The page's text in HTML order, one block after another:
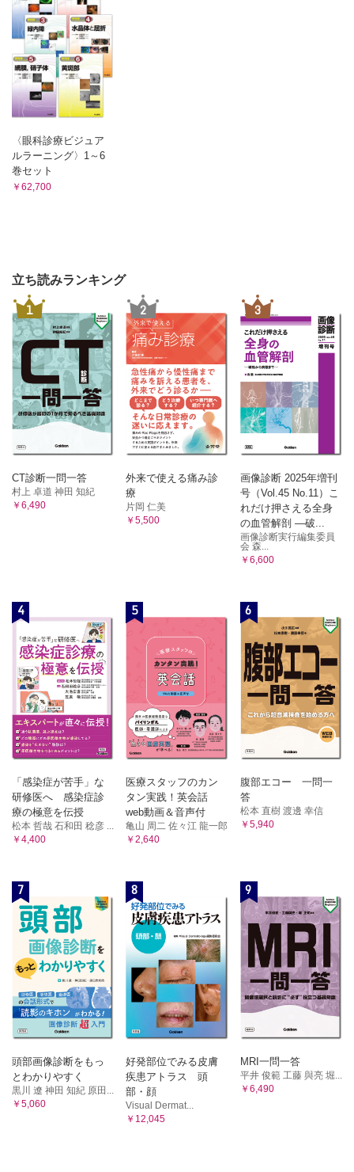
〈眼科診療ビジュア
ルラーニング〉1～6
巻セット
￥62,700
立ち読みランキング
1
CT診断一問一答
村上 卓道 神田 知紀
￥6,490
2
外来で使える痛み診
療
片岡 仁美
￥5,500
3
画像診断 2025年増刊
号（Vol.45 No.11）こ
れだけ押さえる全身
の血管解剖 ―破...
画像診断実行編集委員
会 森...
￥6,600
4
「感染症が苦手」な
研修医へ 感染症診
療の極意を伝授
松本 哲哉 石和田 稔彦 ...
￥4,400
5
医療スタッフのカン
タン実践！英会話
web動画＆音声付
亀山 周二 佐々江 龍一郎
￥2,640
6
腹部エコー 一問一
答
松本 直樹 渡邊 幸信
￥5,940
7
頭部画像診断をもっ
とわかりやすく
黒川 遼 神田 知紀 原田...
￥5,060
8
好発部位でみる皮膚
疾患アトラス 頭
部・顔
Visual Dermat...
￥12,045
9
MRI一問一答
平井 俊範 工藤 與亮 堀...
￥6,490